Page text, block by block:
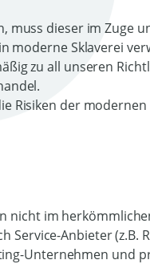
muss dieser im Zuge
moderne Sklaverei
zu all unseren
Risiken der
nicht im
Service-Anbieter (z.B.
Unternehmen und